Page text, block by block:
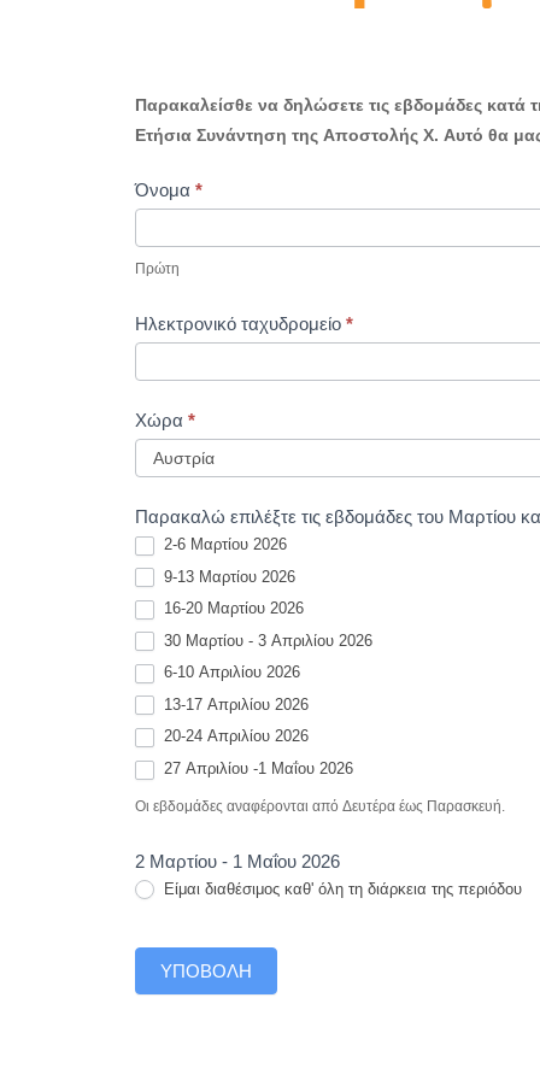
Παρακαλείσθε να δηλώσετε τις εβδομάδες κατά
Ετήσια Συνάντηση της Αποστολής Χ. Αυτό θα
Όνομα *
Πρώτη
Ηλεκτρονικό ταχυδρομείο *
Χώρα *
Παρακαλώ επιλέξτε τις εβδομάδες του Μαρτίου
2-6 Μαρτίου 2026
9-13 Μαρτίου 2026
16-20 Μαρτίου 2026
30 Μαρτίου - 3 Απριλίου 2026
6-10 Απριλίου 2026
13-17 Απριλίου 2026
20-24 Απριλίου 2026
27 Απριλίου -1 Μαΐου 2026
Οι εβδομάδες αναφέρονται από Δευτέρα έως Παρασκευή.
2 Μαρτίου - 1 Μαΐου 2026
Είμαι διαθέσιμος καθ' όλη τη διάρκεια της περιόδου
ΥΠΟΒΟΛΉ